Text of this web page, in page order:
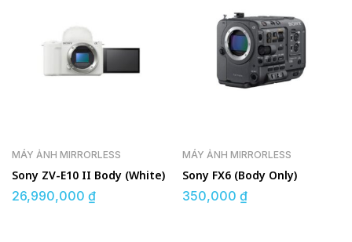
MÁY ẢNH MIRRORLESS
Sony ZV-E10 II Body (White)
26,990,000 ₫
MÁY ẢNH MIRRORLESS
Sony FX6 (Body Only)
350,000 ₫